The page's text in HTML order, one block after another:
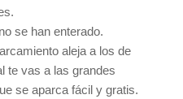
se han enterado.
aleja a los de
te vas a las grandes
se aparca fácil y gratis.